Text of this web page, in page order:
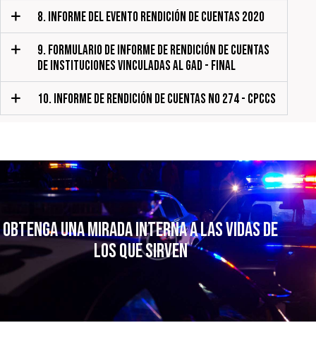
8. INFORME DEL EVENTO RENDICIÓN DE CUENTAS 2020
9. FORMULARIO DE INFORME DE RENDICIÓN DE CUENTAS
DE INSTITUCIONES VINCULADAS AL GAD - FINAL
10. INFORME DE RENDICIÓN DE CUENTAS NO 274 - CPCCS
Obtenga una mirada interna a las vidasde
los que sirven